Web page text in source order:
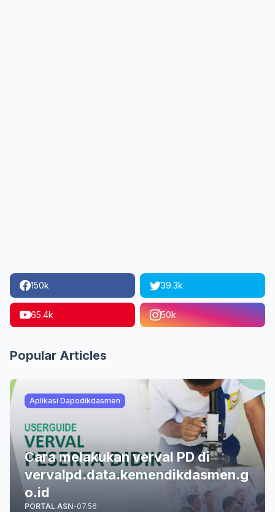
150k 39.3k
65.4k 50k
Popular Articles
Aplikasi Dapodikdasmen
Cara melakukan verval PD di
vervalpd.data.kemendikdasmen.g
o.id
PORTAL ASN-07.56